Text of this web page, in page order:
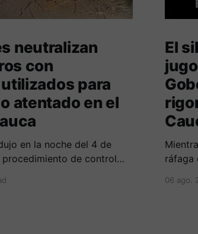
neutralizan
con
para
atentado en el
en la noche del 4 de
de control
El
ráfaga
06 ago.